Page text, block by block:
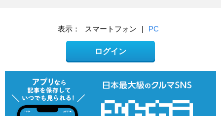
表示： スマートフォン | PC
ログイン